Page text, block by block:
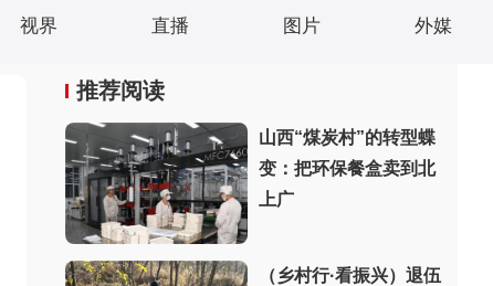
视界 直播 图片 外媒
推荐阅读
山西“煤炭村”的转型蝶
变：把环保餐盒卖到北
上广
（乡村行·看振兴）退伍